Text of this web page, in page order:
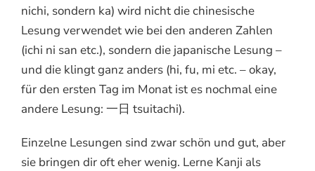
nichi, sondern ka) wird nicht die chinesische
Lesung verwendet wie bei den anderen Zahlen
(ichi ni san etc.), sondern die japanische Lesung –
und die klingt ganz anders (hi, fu, mi etc. – okay,
für den ersten Tag im Monat ist es nochmal eine
andere Lesung: 一日 tsuitachi).
Einzelne Lesungen sind zwar schön und gut, aber
sie bringen dir oft eher wenig. Lerne Kanji als